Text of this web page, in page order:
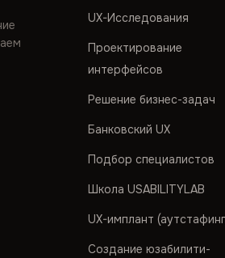
UX-Исследования
Проектирование
интерфейсов
Решение бизнес-задач
Банковский UX
Подбор специалистов
Школа USABILITYLAB
UX-имплант
Создание юзабилити-